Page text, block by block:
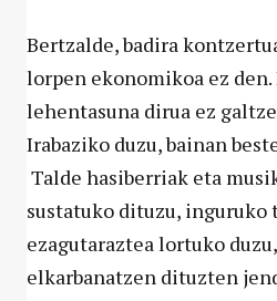
Bertzalde, badira
lorpen ekonomikoa ez
lehentasuna dirua ez
Irabaziko duzu, bainan
Talde hasiberriak eta
sustatuko dituzu, inguruko
ezagutaraztea lortuko
elkarbanatzen dituzten